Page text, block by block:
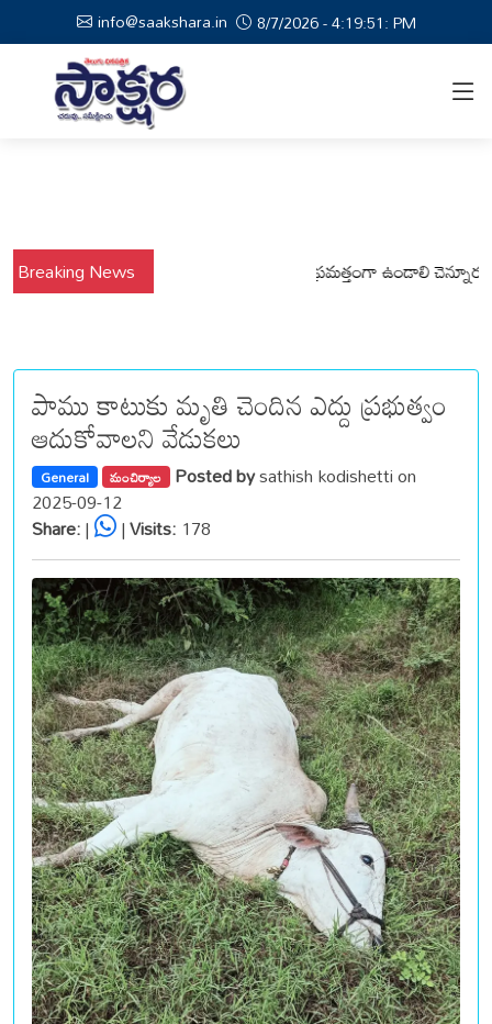
info@saakshara.in 8/7/2026 - 4:19:52: PM
Breaking News
కోటపల్లి, వేమనపల్లి మండలాల ప్రజలు అప్రమత్తంగా ఉండాలి చెన్నూరు
పాము కాటుకు మృతి చెందిన ఎద్దు ప్రభుత్వం
ఆదుకోవాలని వేడుకలు
General మంచిర్యాల Posted bysathish kodishetti on
2025-09-12
Share:| |Visits: 178